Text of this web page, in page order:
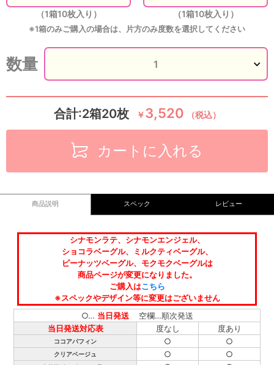
（1箱10枚入り） （1箱10枚入り）
※1箱のみご購入の場合は、片方のみ度数を選択してください
数量
合計:2箱20枚 ￥3,520 （税込）
カートに入れる
商品説明 スペック レビュー
シナモンラテ、シナモンエンジェル、
ショコラベーグル、ミルクティベーグル、
ピーナッツベーグル、モクモクベーグルは
商品ページが変更になりました。
ご購入はこちら
※スペックやデザイン等に変更はございません
○… 当日発送
空欄…順次発送
当日発送対応表
度なし 度あり
ココアパフィン ○ ○
クリアベージュ ○ ○